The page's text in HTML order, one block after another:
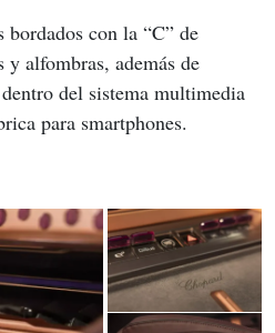
bordados con la “C” de
y alfombras, además de
del sistema multimedia
para smartphones.